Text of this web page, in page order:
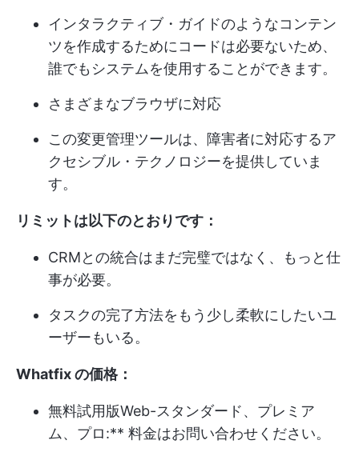
インタラクティブ・ガイドのようなコンテン
ツを作成するためにコードは必要ないため、
誰でもシステムを使用することができます。
さまざまなブラウザに対応
この変更管理ツールは、障害者に対応するア
クセシブル・テクノロジーを提供していま
す。
リミットは以下のとおりです：
CRMとの統合はまだ完璧ではなく、もっと仕
事が必要。
タスクの完了方法をもう少し柔軟にしたいユ
ーザーもいる。
Whatfix の価格：
無料試用版Web-スタンダード、プレミア
ム、プロ:** 料金はお問い合わせください。